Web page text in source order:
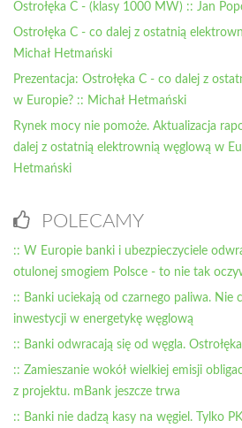
Ostrołęka C - (klasy 1000 MW) :: Jan
Ostrołęka C - co dalej z ostatnią
Michał Hetmański
Prezentacja: Ostrołęka C - co dalej z
w Europie? :: Michał Hetmański
Rynek mocy nie pomoże. Aktualizacja
dalej z ostatnią elektrownią węglową w
Hetmański
POLECAMY
:: W Europie banki i ubezpieczyciele
otulonej smogiem Polsce - to nie tak
:: Banki uciekają od czarnego paliwa. Nie
inwestycji w energetykę węglową
:: Banki odwracają się od węgla.
:: Zamieszanie wokół wielkiej emisji
z projektu. mBank jeszcze trwa
:: Banki nie dadzą kasy na węgiel. Tylko